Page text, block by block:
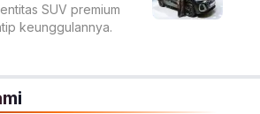
SUV premium
keunggulannya.